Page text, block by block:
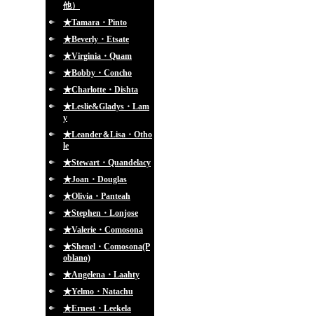
他）
★Tamara・Pinto
★Beverly・Etsate
★Virginia・Quam
★Bobby・Concho
★Charlotte・Dishta
★Leslie&Gladys・Lam
y
★Leander＆Lisa・Otho
le
★Stewart・Quandelacy
★Joan・Douglas
★Olivia・Panteah
★Stephen・Lonjose
★Valerie・Comosona
★Shenel・Comosona(P
oblano)
★Angelena・Laahty
★Yelmo・Natachu
★Ernest・Leekela